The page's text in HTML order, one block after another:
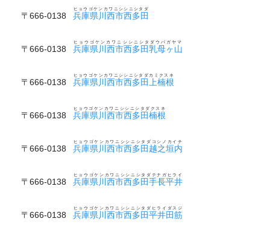
〒666-0138 兵庫県川西市西多田
ヒョウゴケンカワニシシニシタダ
〒666-0138 兵庫県川西市西多田乳母ヶ山
ヒョウゴケンカワニシシニシタダウバガヤマ
〒666-0138 兵庫県川西市西多田上楠根
ヒョウゴケンカワニシシニシタダカミクスネ
〒666-0138 兵庫県川西市西多田楠根
ヒョウゴケンカワニシシニシタダクスネ
〒666-0138 兵庫県川西市西多田越之垣内
ヒョウゴケンカワニシシニシタダコシノカイチ
〒666-0138 兵庫県川西市西多田手長平井
ヒョウゴケンカワニシシニシタダテナガヒライ
〒666-0138 兵庫県川西市西多田平井田筋
ヒョウゴケンカワニシシニシタダヒライダスジ